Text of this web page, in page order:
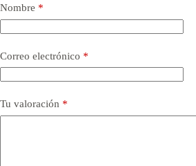
Nombre *
Correo electrónico *
Tu valoración *